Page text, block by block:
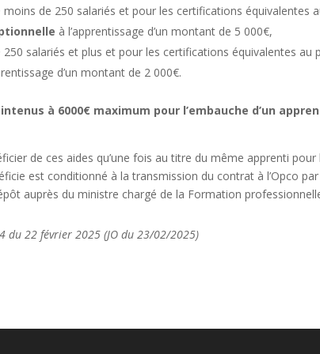
de 250 salariés et pour les certifications équivalentes
à l’apprentissage d’un montant de 5 000€,
salariés et plus et pour les certifications équivalentes au
d’un montant de 2 000€.
à 6000€ maximum pour l’embauche d’un
de ces aides qu’une fois au titre du même apprenti
est conditionné à la transmission du contrat à l’Opco
auprès du ministre chargé de la Formation
du 22 février 2025 (JO du 23/02/2025)